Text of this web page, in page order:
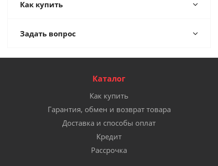
Как купить
Задать вопрос
Каталог
Как купить
Гарантия, обмен и возврат товара
Доставка и способы оплат
Кредит
Рассрочка